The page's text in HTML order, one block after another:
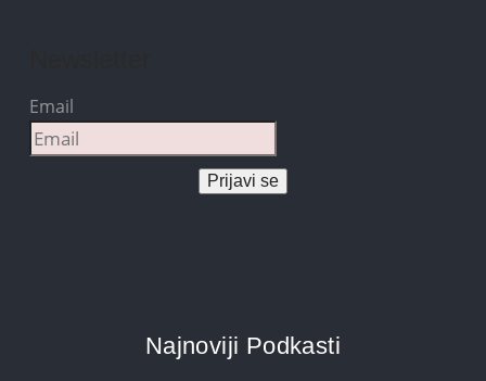
Email
Prijavi se
Najnoviji Podkasti